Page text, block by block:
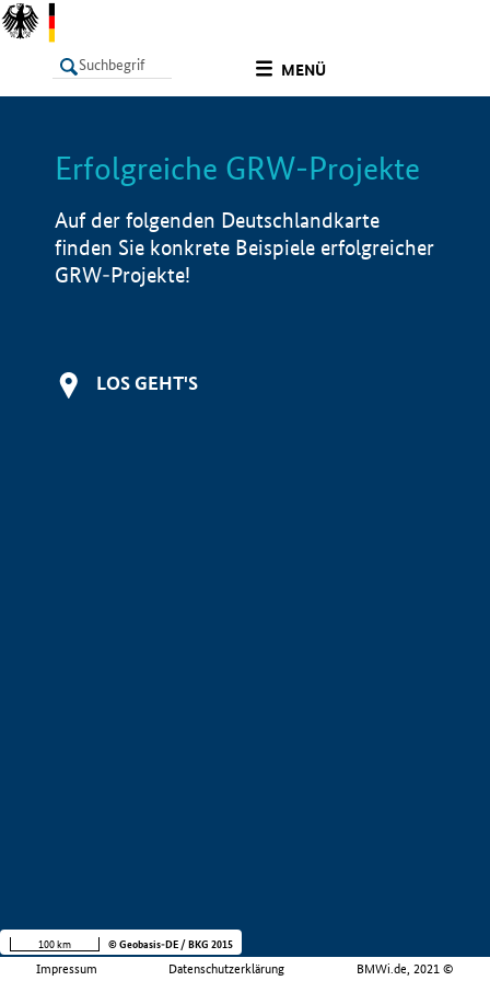
MENÜ
LISTE Info
Erfolgreiche GRW-Projekte
Auf der folgenden Deutschlandkarte
finden Sie konkrete Beispiele erfolgreicher
GRW-Projekte!
LOS GEHT'S
Impressum Datenschutzerklärung BMWi.de, 2021 ©
100 km © Geobasis-DE / BKG 2015